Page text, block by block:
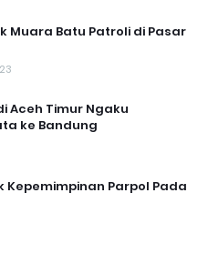
Muara Batu Patroli di Pasar
Aceh Timur Ngaku
ke Bandung
Kepemimpinan Parpol Pada